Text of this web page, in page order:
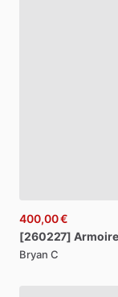
400,00 €
[260227] Armoire
Bryan C